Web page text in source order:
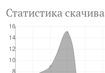
Статистика